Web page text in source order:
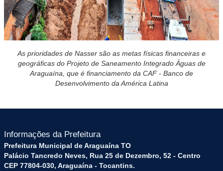
As prioridades de Nasser são as metas físicas financeiras e
geográficas do Projeto de Saneamento Integrado Águas de
Araguaína, que é financiamento da CAF - Banco de
Desenvolvimento da América Latina
Informações da Prefeitura
Prefeitura Municipal de Araguaína TO
Palácio Tancredo Neves, Rua 25 de Dezembro, 52 - Centro
CEP 77804-030, Araguaína - Tocantins.